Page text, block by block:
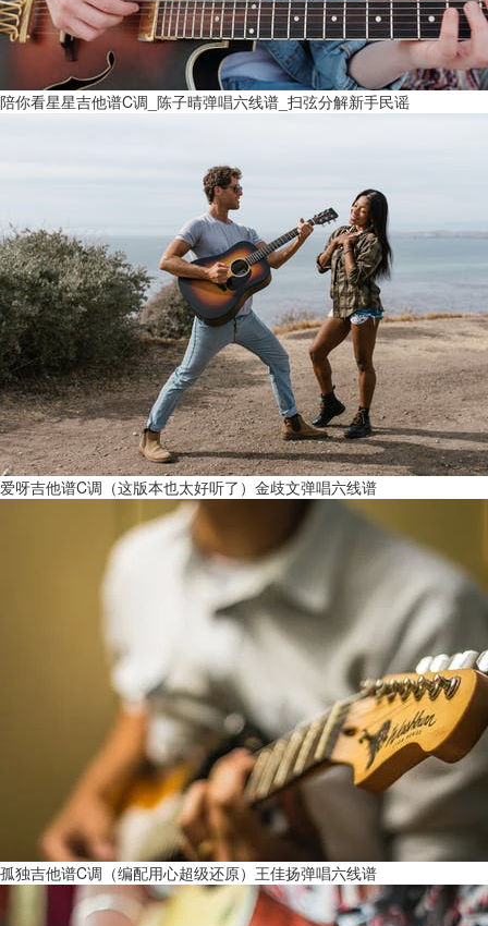
陪你看星星吉他谱C调_陈子晴弹唱六线谱_扫弦分解新手民谣
爱呀吉他谱C调（这版本也太好听了）金歧文弹唱六线谱
孤独吉他谱C调（编配用心超级还原）王佳扬弹唱六线谱